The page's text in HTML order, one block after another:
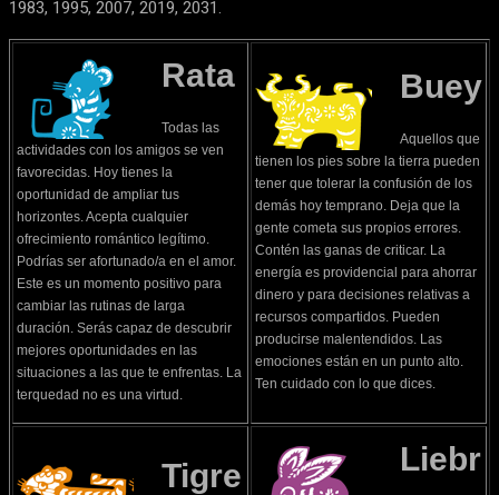
1983, 1995, 2007, 2019, 2031.
Rata
Todas las
actividades con los amigos se ven
favorecidas. Hoy tienes la
oportunidad de ampliar tus
horizontes. Acepta cualquier
ofrecimiento romántico legítimo.
Podrías ser afortunado/a en el amor.
Este es un momento positivo para
cambiar las rutinas de larga
duración. Serás capaz de descubrir
mejores oportunidades en las
situaciones a las que te enfrentas. La
terquedad no es una virtud.
Buey
Aquellos que
tienen los pies sobre la tierra pueden
tener que tolerar la confusión de los
demás hoy temprano. Deja que la
gente cometa sus propios errores.
Contén las ganas de criticar. La
energía es providencial para ahorrar
dinero y para decisiones relativas a
recursos compartidos. Pueden
producirse malentendidos. Las
emociones están en un punto alto.
Ten cuidado con lo que dices.
Tigre
Liebr